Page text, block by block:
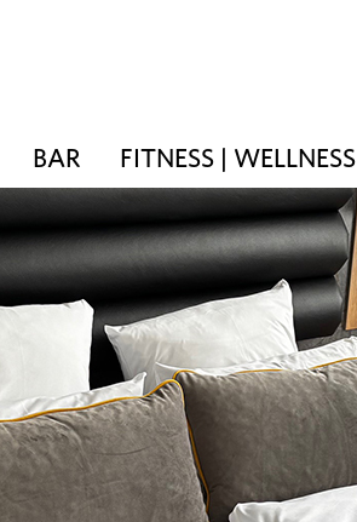
BAR FITNESS | WELLNESS